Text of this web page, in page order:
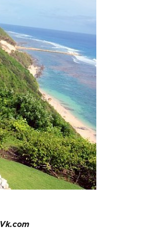
Vk.com